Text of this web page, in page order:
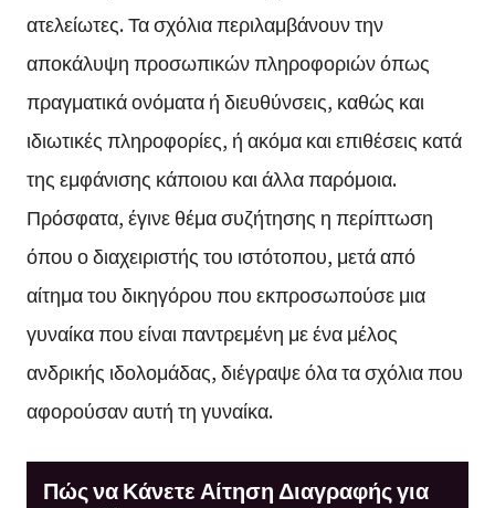
ατελείωτες. Τα σχόλια περιλαμβάνουν την
αποκάλυψη προσωπικών πληροφοριών όπως
πραγματικά ονόματα ή διευθύνσεις, καθώς και
ιδιωτικές πληροφορίες, ή ακόμα και επιθέσεις κατά
της εμφάνισης κάποιου και άλλα παρόμοια.
Πρόσφατα, έγινε θέμα συζήτησης η περίπτωση
όπου ο διαχειριστής του ιστότοπου, μετά από
αίτημα του δικηγόρου που εκπροσωπούσε μια
γυναίκα που είναι παντρεμένη με ένα μέλος
ανδρικής ιδολομάδας, διέγραψε όλα τα σχόλια που
αφορούσαν αυτή τη γυναίκα.
Πώς να Κάνετε Αίτηση Διαγραφής για